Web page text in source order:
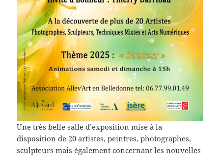
Une très belle salle d’exposition mise à la
disposition de 20 artistes, peintres, photographes,
sculpteurs mais également concernant les nouvelles